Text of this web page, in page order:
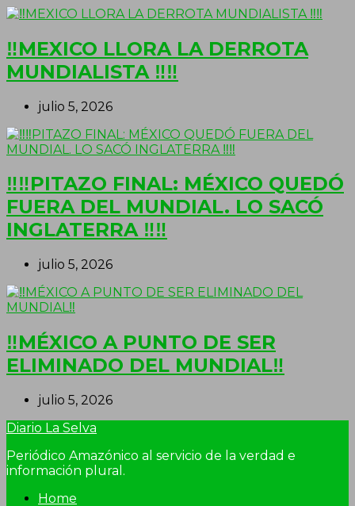
‼MEXICO LLORA LA DERROTA
MUNDIALISTA ‼‼
julio 5, 2026
‼‼PITAZO FINAL: MÉXICO QUEDÓ
FUERA DEL MUNDIAL. LO SACÓ
INGLATERRA ‼‼
julio 5, 2026
‼MÉXICO A PUNTO DE SER
ELIMINADO DEL MUNDIAL‼
julio 5, 2026
Diario La Selva
Periódico Amazónico al servicio de la verdad e
información plural.
Home